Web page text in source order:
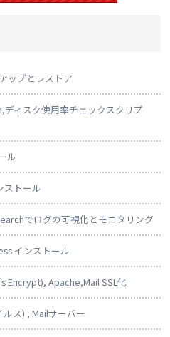
ップとレストア
ィスク使用率チェックスクリプ
ル
ストール
でログの可視化とモニタリング
インストール
Encrypt), Apache,Mail SSL化
ス) , Mailサーバー